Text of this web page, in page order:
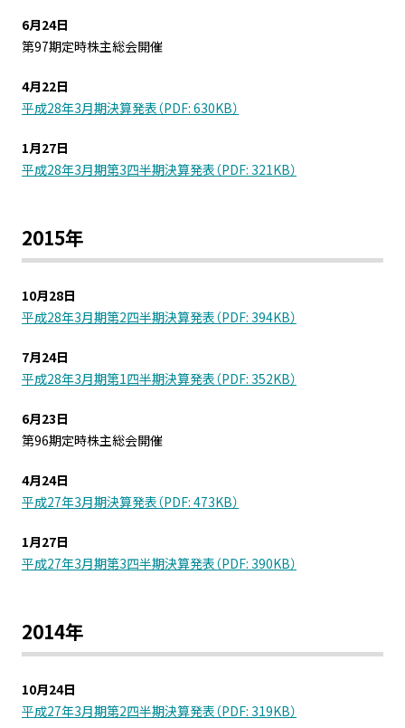
6月24日
第97期定時株主総会開催
4月22日
平成28年3月期決算発表（PDF: 630KB）
1月27日
平成28年3月期第3四半期決算発表（PDF: 321KB）
2015年
10月28日
平成28年3月期第2四半期決算発表（PDF: 394KB）
7月24日
平成28年3月期第1四半期決算発表（PDF: 352KB）
6月23日
第96期定時株主総会開催
4月24日
平成27年3月期決算発表（PDF: 473KB）
1月27日
平成27年3月期第3四半期決算発表（PDF: 390KB）
2014年
10月24日
平成27年3月期第2四半期決算発表（PDF: 319KB）